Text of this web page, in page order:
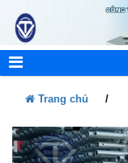
Trang chủ